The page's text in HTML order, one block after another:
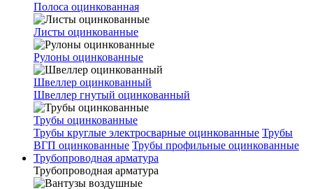
Полоса оцинкованная
Листы оцинкованные
Рулоны оцинкованные
Швеллер оцинкованный
Швеллер гнутый оцинкованный
Трубы оцинкованные
Трубы круглые электросварные оцинкованные Трубы
ВГП оцинкованные Трубы профильные оцинкованные
Трубопроводная арматура
Трубопроводная арматура